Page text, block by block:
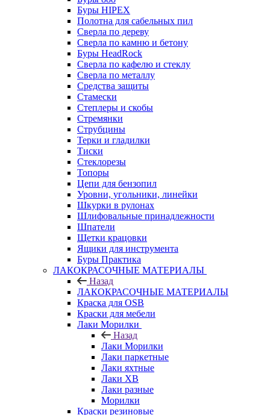
Буры HIPEX
Полотна для сабельных пил
Сверла по дереву
Сверла по камню и бетону
Буры HeadRock
Сверла по кафелю и стеклу
Сверла по металлу
Средства защиты
Стамески
Степлеры и скобы
Стремянки
Струбцины
Терки и гладилки
Тиски
Стеклорезы
Топоры
Цепи для бензопил
Уровни, угольники, линейки
Шкурки в рулонах
Шлифовальные принадлежности
Шпатели
Щетки крацовки
Ящики для инструмента
Буры Практика
ЛАКОКРАСОЧНЫЕ МАТЕРИАЛЫ
Назад
ЛАКОКРАСОЧНЫЕ МАТЕРИАЛЫ
Краска для OSB
Краски для мебели
Лаки Морилки
Назад
Лаки Морилки
Лаки паркетные
Лаки яхтные
Лаки ХВ
Лаки разные
Морилки
Краски резиновые